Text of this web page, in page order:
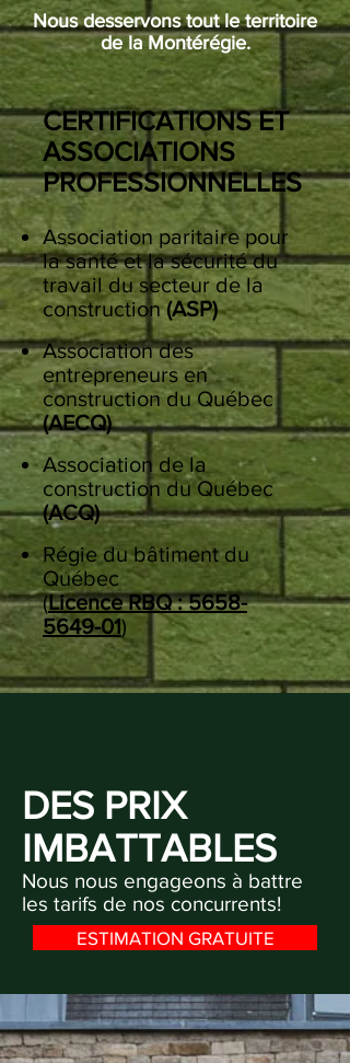
Nous desservons tout le territoire
de la Montérégie.
CERTIFICATIONS ET
ASSOCIATIONS
PROFESSIONNELLES
Association paritaire pour
la santé et la sécurité du
travail du secteur de la
construction(ASP)
Association des
entrepreneurs en
construction du Québec
(AECQ)
Association de la
construction du Québec
(ACQ)
Régie du bâtiment du
Québec
(Licence RBQ : 5658-
5649-01)
DES PRIX
IMBATTABLES
Nous nous engageons à battre
les tarifs de nos concurrents!
ESTIMATION GRATUITE